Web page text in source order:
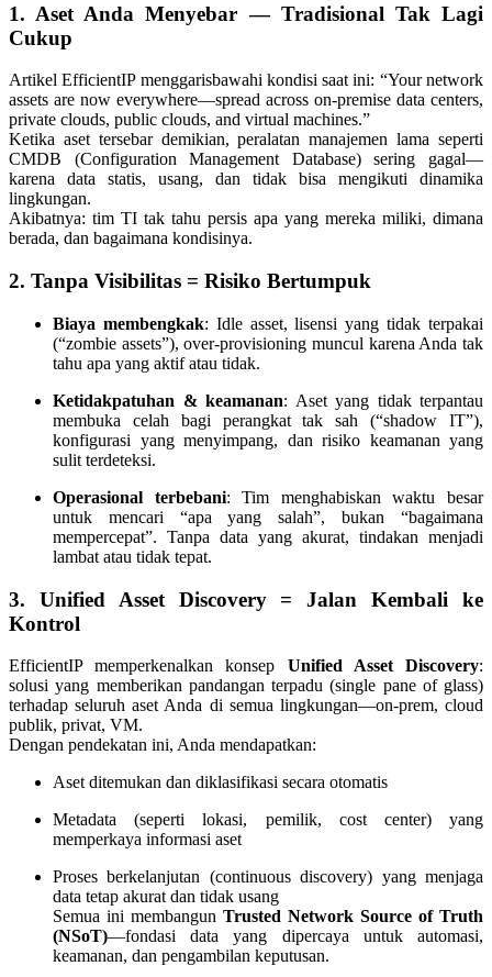
1. Aset Anda Menyebar — Tradisional Tak Lagi
Cukup
Artikel EfficientIP menggarisbawahi kondisi saat ini: “Your network
assets are now everywhere—spread across on-premise data centers,
private clouds, public clouds, and virtual machines.”
Ketika aset tersebar demikian, peralatan manajemen lama seperti
CMDB (Configuration Management Database) sering gagal—
karena data statis, usang, dan tidak bisa mengikuti dinamika
lingkungan.
Akibatnya: tim TI tak tahu persis apa yang mereka miliki, dimana
berada, dan bagaimana kondisinya.
2. Tanpa Visibilitas = Risiko Bertumpuk
Biaya membengkak: Idle asset, lisensi yang tidak terpakai
(“zombie assets”), over-provisioning muncul karena Anda tak
tahu apa yang aktif atau tidak.
Ketidakpatuhan & keamanan: Aset yang tidak terpantau
membuka celah bagi perangkat tak sah (“shadow IT”),
konfigurasi yang menyimpang, dan risiko keamanan yang
sulit terdeteksi.
Operasional terbebani: Tim menghabiskan waktu besar
untuk mencari “apa yang salah”, bukan “bagaimana
mempercepat”. Tanpa data yang akurat, tindakan menjadi
lambat atau tidak tepat.
3. Unified Asset Discovery = Jalan Kembali ke
Kontrol
EfficientIP memperkenalkan konsep Unified Asset Discovery:
solusi yang memberikan pandangan terpadu (single pane of glass)
terhadap seluruh aset Anda di semua lingkungan—on-prem, cloud
publik, privat, VM.
Dengan pendekatan ini, Anda mendapatkan:
Aset ditemukan dan diklasifikasi secara otomatis
Metadata (seperti lokasi, pemilik, cost center) yang
memperkaya informasi aset
Proses berkelanjutan (continuous discovery) yang menjaga
data tetap akurat dan tidak usang
Semua ini membangun Trusted Network Source of Truth
(NSoT)—fondasi data yang dipercaya untuk automasi,
keamanan, dan pengambilan keputusan.